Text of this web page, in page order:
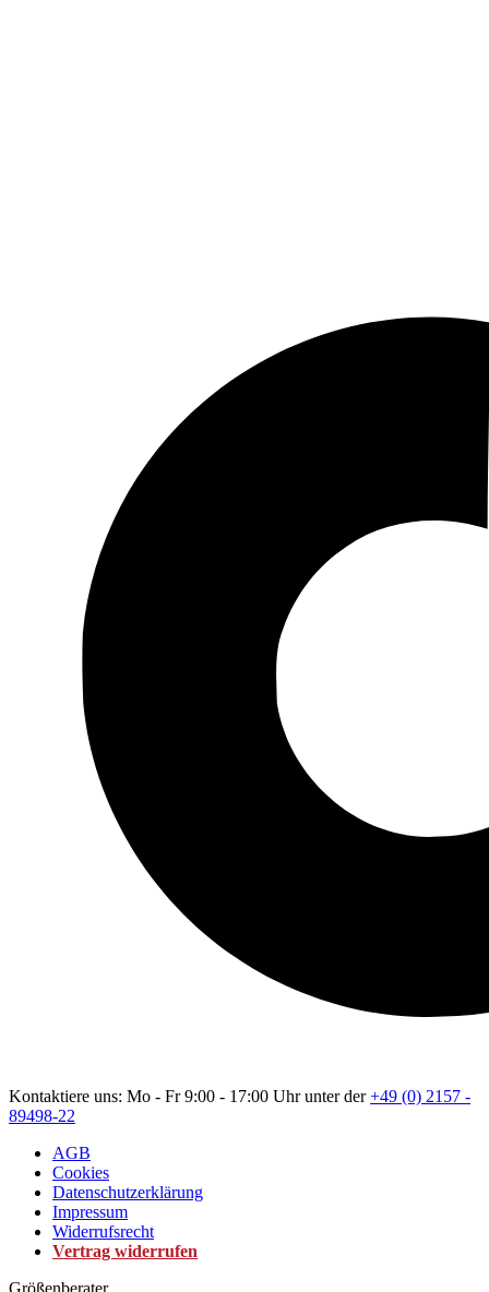
Kontaktiere uns: Mo - Fr 9:00 - 17:00 Uhr unter der+49 (0) 2157 -
89498-22
AGB
Cookies
Datenschutzerklärung
Impressum
Widerrufsrecht
Vertrag widerrufen
Größenberater